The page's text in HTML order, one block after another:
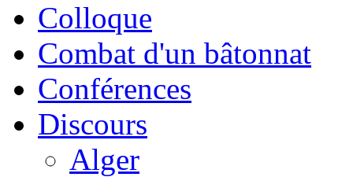
Colloque
Combat d'un bâtonnat
Conférences
Discours
Alger